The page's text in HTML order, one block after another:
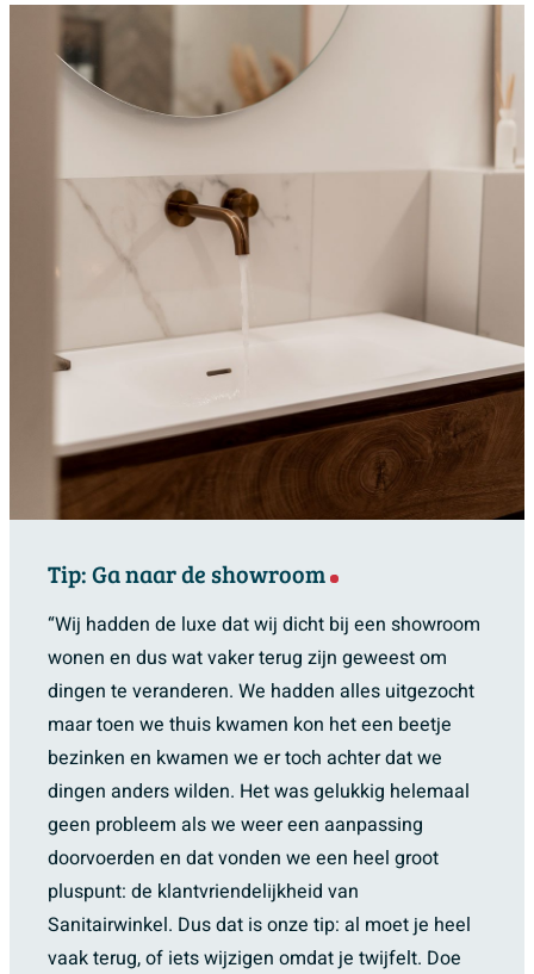
Tip: Ga naar de showroom
“Wij hadden de luxe dat wij dicht bij een showroom
wonen en dus wat vaker terug zijn geweest om
dingen te veranderen. We hadden alles uitgezocht
maar toen we thuis kwamen kon het een beetje
bezinken en kwamen we er toch achter dat we
dingen anders wilden. Het was gelukkig helemaal
geen probleem als we weer een aanpassing
doorvoerden en dat vonden we een heel groot
pluspunt: de klantvriendelijkheid van
Sanitairwinkel. Dus dat is onze tip: al moet je heel
vaak terug, of iets wijzigen omdat je twijfelt. Doe